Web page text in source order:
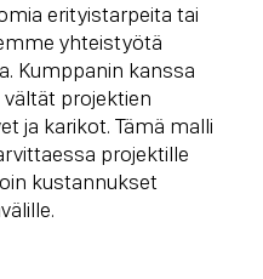
erityistarpeita tai
yhteistyötä
Kumppanin kanssa
vältät projektien
ja karikot. Tämä malli
projektille
kustannukset